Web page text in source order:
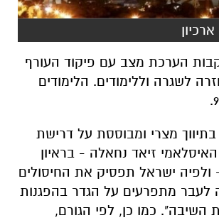
הערכת מצב עם פיקוד העורף
לשגרה וללימודים. הלימודים
מצרי ומבוססת על דרישת
זיאד נחאלה - בראיון
ישראל תפסיק את החיסולים
לעבר מתפרעים על הגדר בהפגנות
השיבה". כמו כן, לפי הגורם,